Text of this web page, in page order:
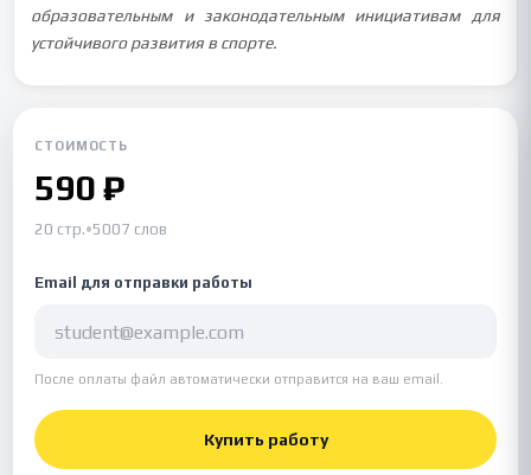
образовательным и законодательным инициативам для
устойчивого развития в спорте.
СТОИМОСТЬ
590 ₽
20 стр.•5007 слов
Email для отправки работы
После оплаты файл автоматически отправится на ваш email.
Купить работу